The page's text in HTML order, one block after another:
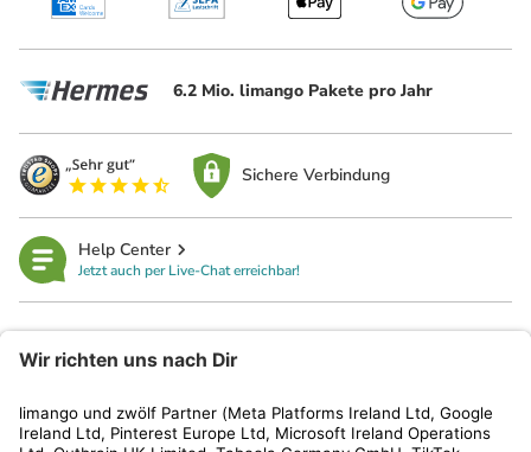
6.2 Mio. limango Pakete pro Jahr
Sichere Verbindung
Help Center
Jetzt auch per Live-Chat erreichbar!